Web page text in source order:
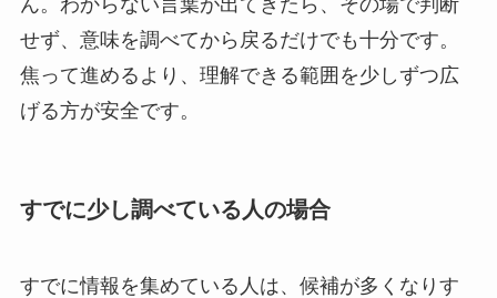
ん。わからない言葉が出てきたら、その場で判断
せず、意味を調べてから戻るだけでも十分です。
焦って進めるより、理解できる範囲を少しずつ広
げる方が安全です。
すでに少し調べている人の場合
すでに情報を集めている人は、候補が多くなりす